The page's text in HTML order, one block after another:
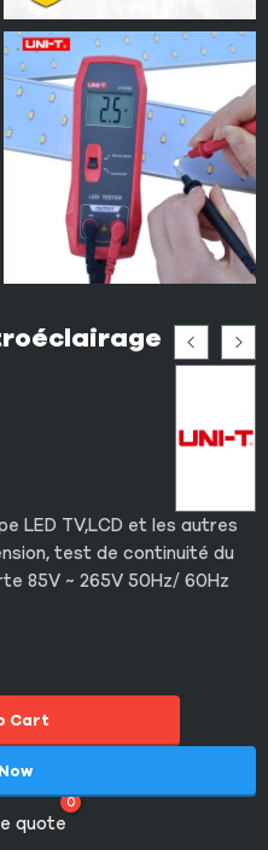
LED TV,LCD et les autres
test de continuité du
85V ~ 265V 50Hz/ 60Hz
Cart
quote
0